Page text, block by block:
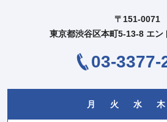
〒151-0071
東京都渋谷区本町5-13-8 エン
03-3377-
月 火 水 木